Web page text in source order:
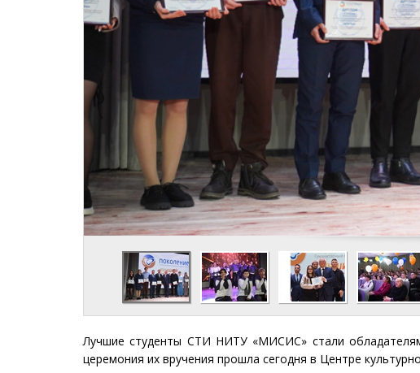
Лучшие студенты СТИ НИТУ «МИСИС» стали
церемония их вручения прошла сегодня в Центре